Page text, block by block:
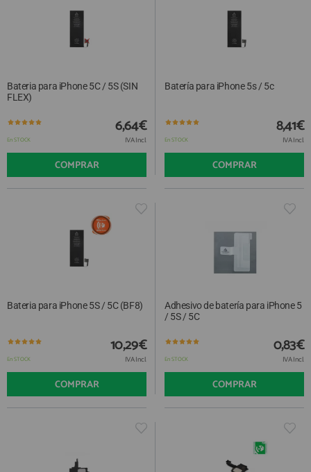
Bateria para iPhone 5C / 5S (SIN
FLEX)
En STOCK
6,64€
IVA Incl.
COMPRAR
Batería para iPhone 5s / 5c
En STOCK
8,41€
IVA Incl.
COMPRAR
Bateria para iPhone 5S / 5C (BF8)
En STOCK
10,29€
IVA Incl.
COMPRAR
Adhesivo de batería para iPhone 5
/ 5S / 5C
En STOCK
0,83€
IVA Incl.
COMPRAR